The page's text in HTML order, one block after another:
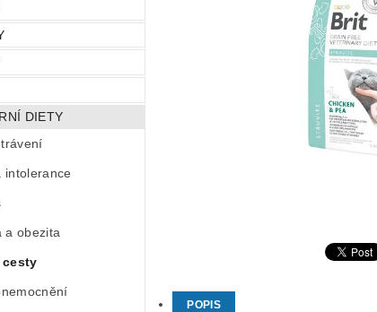
DIETY
intolerance
a obezita
cesty
POPIS